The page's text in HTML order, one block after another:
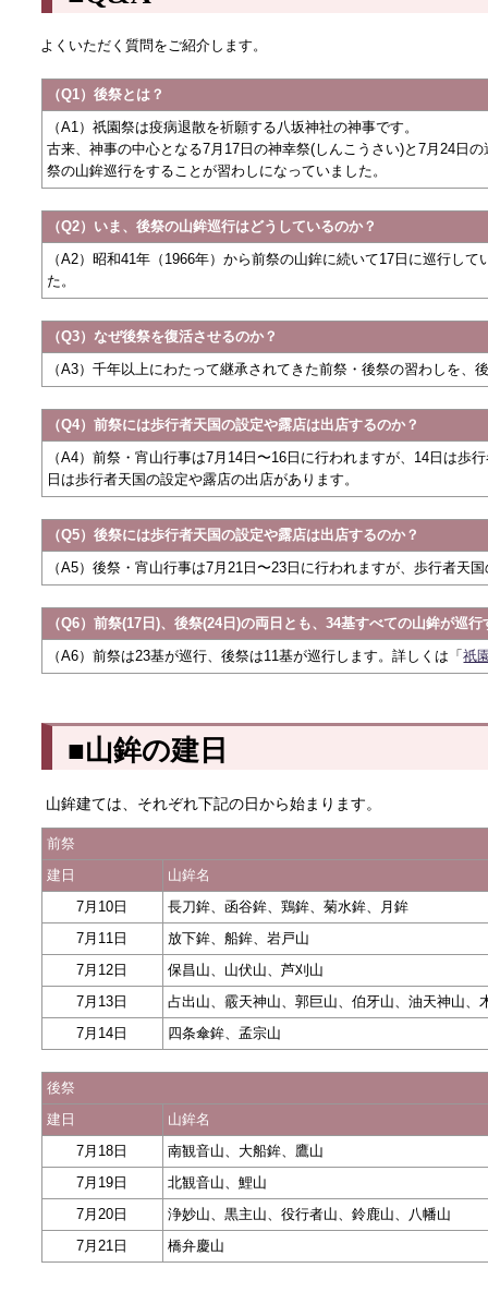
よくいただく質問をご紹介します。
（Q1）後祭とは？
（A1）祇園祭は疫病退散を祈願する八坂神社の神事です。
古来、神事の中心となる7月17日の神幸祭(しんこうさい)と7月24日
祭の山鉾巡行をすることが習わしになっていました。
（Q2）いま、後祭の山鉾巡行はどうしているのか？
（A2）昭和41年（1966年）から前祭の山鉾に続いて17日に巡行し
た。
（Q3）なぜ後祭を復活させるのか？
（A3）千年以上にわたって継承されてきた前祭・後祭の習わしを、
（Q4）前祭には歩行者天国の設定や露店は出店するのか？
（A4）前祭・宵山行事は7月14日〜16日に行われますが、14日は
日は歩行者天国の設定や露店の出店があります。
（Q5）後祭には歩行者天国の設定や露店は出店するのか？
（A5）後祭・宵山行事は7月21日〜23日に行われますが、歩行者
（Q6）前祭(17日)、後祭(24日)の両日とも、34基すべての山鉾が巡
（A6）前祭は23基が巡行、後祭は11基が巡行します。詳しくは「祇
■山鉾の建日
山鉾建ては、それぞれ下記の日から始まります。
前祭
建日
山鉾名
7月10日
長刀鉾、函谷鉾、鶏鉾、菊水鉾、月鉾
7月11日
放下鉾、船鉾、岩戸山
7月12日
保昌山、山伏山、芦刈山
7月13日
占出山、霰天神山、郭巨山、伯牙山、油天神山
7月14日
四条傘鉾、孟宗山
後祭
建日
山鉾名
7月18日
南観音山、大船鉾、鷹山
7月19日
北観音山、鯉山
7月20日
浄妙山、黒主山、役行者山、鈴鹿山、八幡山
7月21日
橋弁慶山